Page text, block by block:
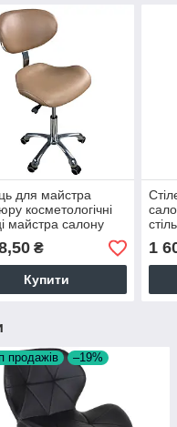
для майстра
косметологічні
майстра салону
крісло косметолога
₴
Купити
1
продажів –19%